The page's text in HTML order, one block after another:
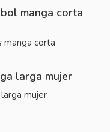
manga corta
larga mujer